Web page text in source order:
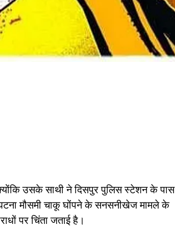
उसके साथी ने दिसपुर पुलिस स्टेशन के पास
मौसमी चाकू घोंपने के सनसनीखेज मामले के
पर चिंता जताई है।